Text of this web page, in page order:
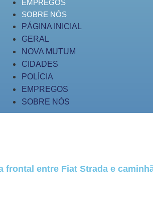
EMPREGOS
SOBRE NÓS
PÁGINA INICIAL
GERAL
NOVA MUTUM
CIDADES
POLÍCIA
EMPREGOS
SOBRE NÓS
frontal entre Fiat Strada e